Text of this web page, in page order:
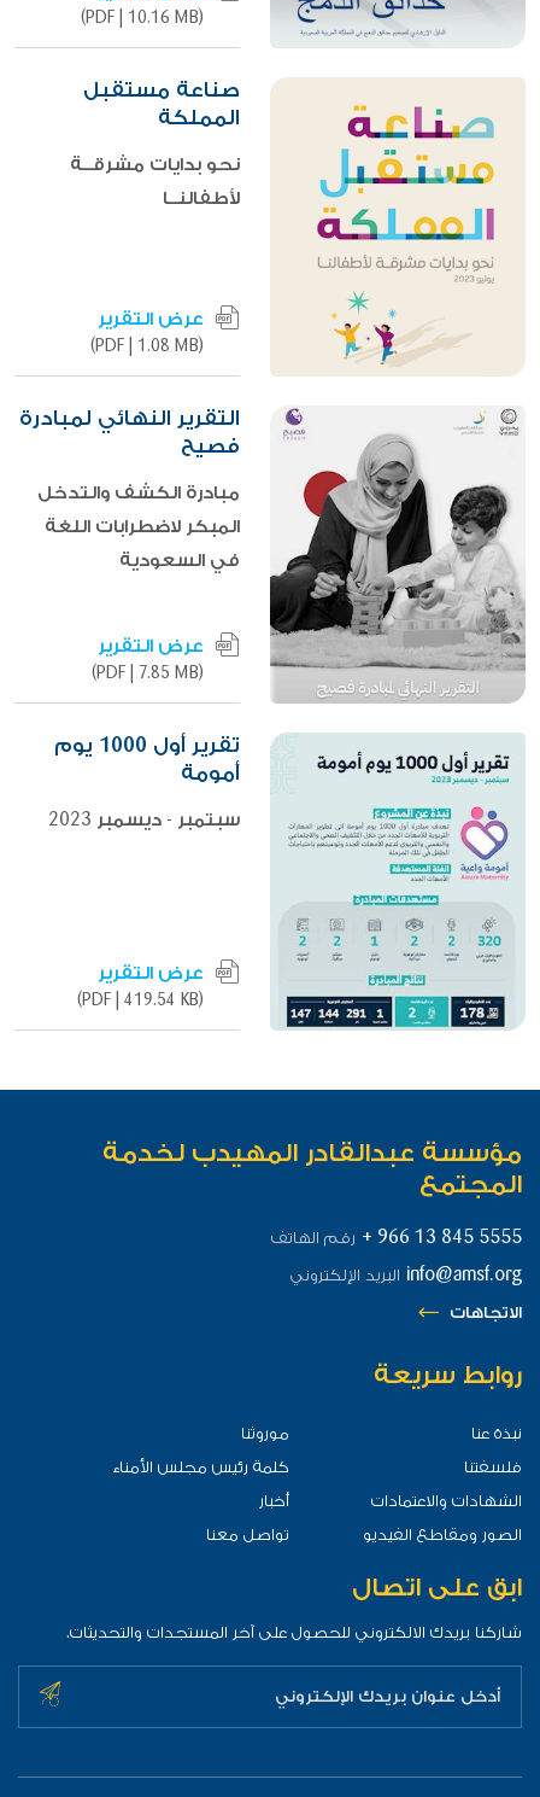
(PDF
10.16 MB)
صناعة مستقبل
المملكة
نحو بدايات مشرقــة
لأطفالنــا
عرض التقرير
(PDF
1.08 MB)
التقرير النهائي لمبادرة
فصيح
مبادرة الكشف والتدخل
المبكر لاضطرابات اللغة
في السعودية
عرض التقرير
(PDF
7.85 MB)
تقرير أول 1000 يوم
أمومة
سبتمبر - ديسمبر 2023
عرض التقرير
(PDF
419.54 KB)
مؤسسة عبدالقادر المهيدب لخدمة
المجتمع
+ 966 13 845 5555 رقم الهاتف
info@amsf.org البريد الإلكتروني
الاتجاهات
روابط سريعة
نبذة عنا
موروثنا
فلسفتنا
كلمة رئيس مجلس الأمناء
الشهادات والاعتمادات
أخبار
الصور ومقاطع الفيديو
تواصل معنا
ابق على اتصال
شاركنا بريدك الالكتروني للحصول على آخر المستجدات والتحديثات.